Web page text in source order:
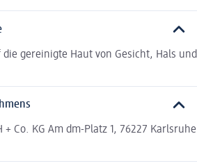
gereinigte Haut von Gesicht, Hals und
Co. KG Am dm-Platz 1, 76227 Karlsruhe